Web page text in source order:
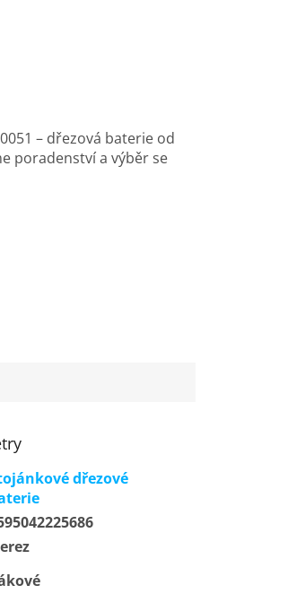
– dřezová baterie od
poradenství a výběr se
dřezové